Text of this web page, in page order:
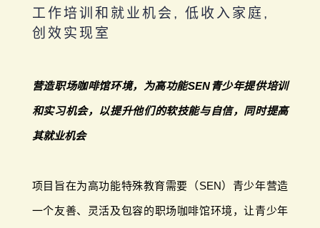
工作培训和就业机会, 低收入家庭,
创效实现室
营造职场咖啡馆环境，为高功能SEN青少年提供培训
和实习机会，以提升他们的软技能与自信，同时提高
其就业机会
项目旨在为高功能特殊教育需要（SEN）青少年营造
一个友善、灵活及包容的职场咖啡馆环境，让青少年